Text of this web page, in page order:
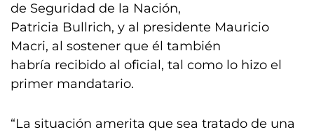
de Seguridad de la Nación,
Patricia Bullrich, y al presidente Mauricio
Macri, al sostener que él también
habría recibido al oficial, tal como lo hizo el
primer mandatario.
“La situación amerita que sea tratado de una